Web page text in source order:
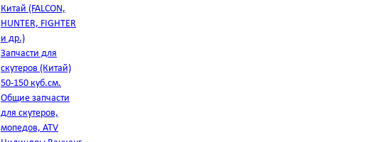
Китай (FALCON,
HUNTER, FIGHTER
и др.)
Запчасти для
скутеров (Китай)
50-150 куб.см.
Общие запчасти
для скутеров,
мопедов, ATV